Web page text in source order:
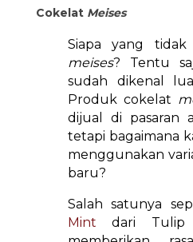
Cokelat Meises
Siapa yang
meises? Tentu
sudah dikenal
Produk cokelat
dijual di pasaran
tetapi bagaimana
menggunakan
baru?
Salah satunya
Mint dari Tulip